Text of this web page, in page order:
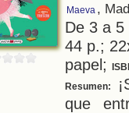
Maeva ,
De 3 a
44 p.;
papel;
Resumen:
que